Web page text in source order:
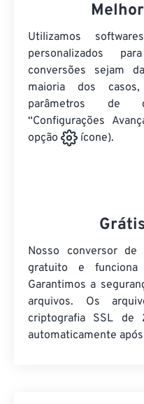
Utilizamos
personalizados
conversões sejam
maioria dos
parâmetros de
“Configurações
opção
ícone).
Nosso conversor de
gratuito e funciona
Garantimos a
arquivos. Os
criptografia SSL
automaticamente